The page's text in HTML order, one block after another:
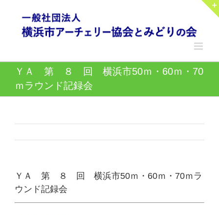
content
ＹＡ 第 ８ 回 横浜市50ｍ・60ｍ・70
ｍラウンド記録会
ＹＡ 第 ８ 回 横浜市50ｍ・60ｍ・70ｍラ
ウンド記録会